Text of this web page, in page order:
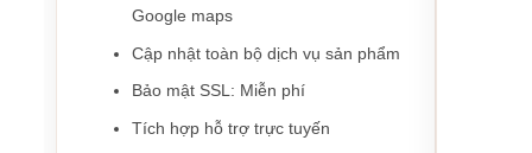
Google maps
Cập nhật toàn bộ dịch vụ sản phẩm
Bảo mật SSL: Miễn phí
Tích hợp hỗ trợ trực tuyến